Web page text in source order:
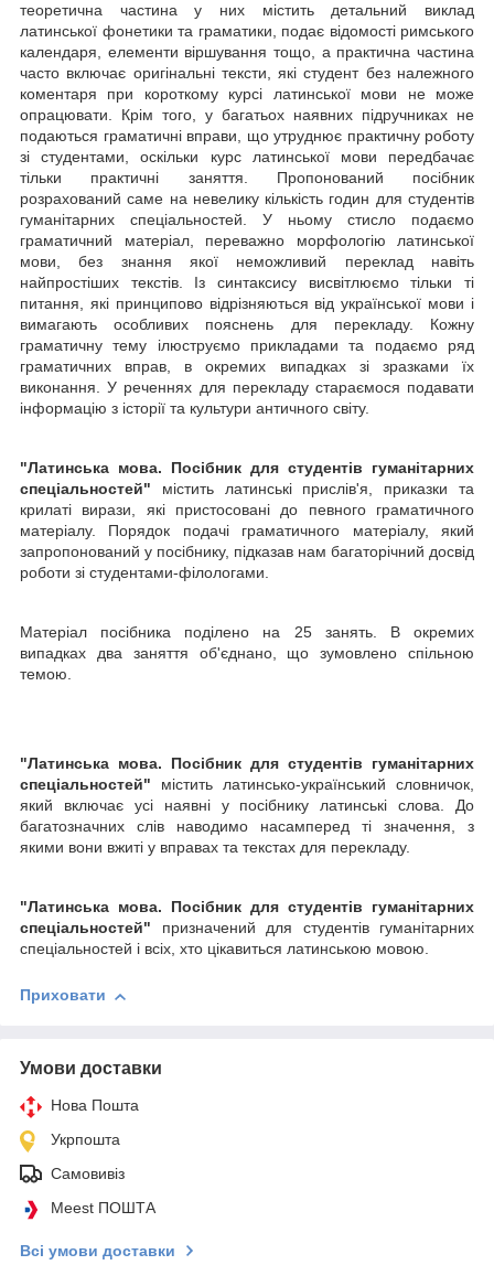
теоретична частина у них містить детальний виклад
латинської фонетики та граматики, подає відомості римського
кален­даря, елементи віршування тощо, а практична частина
часто включає оригінальні тексти, які студент без належного
коментаря при коротко­му курсі латинської мови не може
опрацювати. Крім того, у багатьох наявних підручниках не
подаються граматичні вправи, що утруднює практичну роботу
зі студентами, оскільки курс латинської мови перед­бачає
тільки практичні заняття. Пропонований посібник
розрахований саме на невелику кількість годин для студентів
гуманітарних спеціаль­ностей. У ньому стисло подаємо
граматичний матеріал, переважно мор­фологію латинської
мови, без знання якої неможливий переклад навіть
найпростіших текстів. Із синтаксису висвітлюємо тільки ті
питання, які принципово відрізняються від української мови і
вимагають особливих пояснень для перекладу. Кожну
граматичну тему ілюструємо приклада­ми та подаємо ряд
граматичних вправ, в окремих випадках зі зразками їх
виконання. У реченнях для перекладу стараємося подавати
інфор­мацію з історії та культури античного світу.
"Латинська мова. Посібник для студентів гуманітарних
спеціальностей" містить латин­ські прислів'я, приказки та
крилаті вирази, які пристосовані до певного граматичного
матеріалу. Порядок подачі граматичного матеріалу, який
запропонований у посібнику, підказав нам багаторічний досвід
роботи зі студентами-філологами.
Матеріал посібника поділено на 25 занять. В окремих
випадках два заняття об'єднано, що зумовлено спільною
темою.
"Латинська мова. Посібник для студентів гуманітарних
спеціальностей" містить латинсько-український словничок,
який вклю­чає усі наявні у посібнику латинські слова. До
багатозначних слів наво­димо насамперед ті значення, з
якими вони вжиті у вправах та текстах для перекладу.
"Латинська мова. Посібник для студентів гуманітарних
спеціальностей" призначений для студентів гуманітарних
спеціальностей і всіх, хто цікавить­ся латинською мовою.
Приховати
Умови доставки
Нова Пошта
Укрпошта
Самовивіз
Meest ПОШТА
Всі умови доставки